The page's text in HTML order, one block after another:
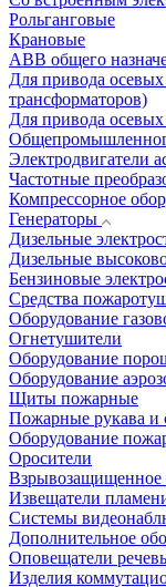
Рольганговые
Крановые
АВВ общего
Для привода
трансформаторов)
Для привода
Электродвигатели
Частотные
Компрессорное
Генераторы
Дизельные
Дизельные
Бензиновые
Средства
Оборудование
Огнетушители
Оборудование
Оборудование
Щиты пожарные
Пожарные рукава и
Оборудование
Оросители
Взрывозащищенное
Извещатели
Системы
Дополнительное
Оповещатели
Изделия